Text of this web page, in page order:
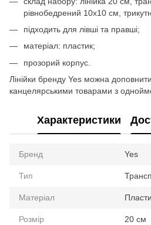
рівнобедрений 10х10 см,
підходить для лівші та правші;
матеріал: пластик;
прозорий корпус.
Лінійки бренду Yes можна
канцелярськими товарами з
Характеристики
Бренд Yes
Тип
Матеріал
Розмір 20 см